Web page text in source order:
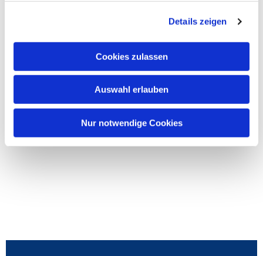
Details zeigen
Cookies zulassen
Auswahl erlauben
Nur notwendige Cookies